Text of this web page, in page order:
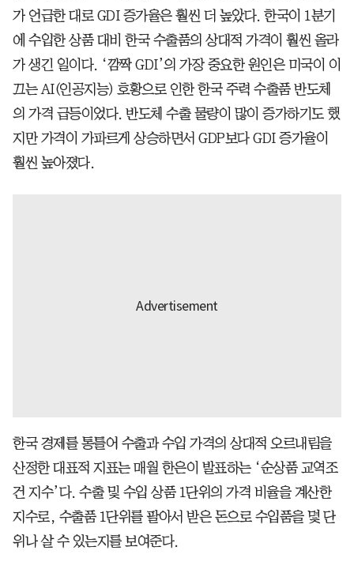
가 언급한 대로 GDI 증가율은 훨씬 더 높았다. 한국이 1분기
에 수입한 상품 대비 한국 수출품의 상대적 가격이 훨씬 올라
가 생긴 일이다. ‘깜짝 GDI’의 가장 중요한 원인은 미국이 이
끄는 AI(인공지능) 호황으로 인한 한국 주력 수출품 반도체
의 가격 급등이었다. 반도체 수출 물량이 많이 증가하기도 했
지만 가격이 가파르게 상승하면서 GDP보다 GDI 증가율이
훨씬 높아졌다.
한국 경제를 통틀어 수출과 수입 가격의 상대적 오르내림을
산정한 대표적 지표는 매월 한은이 발표하는 ‘순상품 교역조
건 지수’다. 수출 및 수입 상품 1단위의 가격 비율을 계산한
지수로, 수출품 1단위를 팔아서 받은 돈으로 수입품을 몇 단
위나 살 수 있는지를 보여준다.